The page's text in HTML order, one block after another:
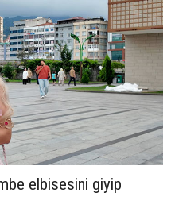
elbisesini giyip